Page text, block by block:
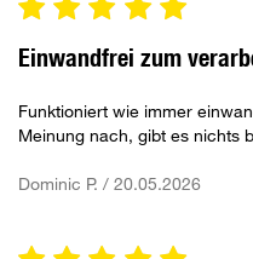
Einwandfrei zum
Funktioniert wie immer
Meinung nach, gibt es nichts
Dominic P. / 20.05.2026